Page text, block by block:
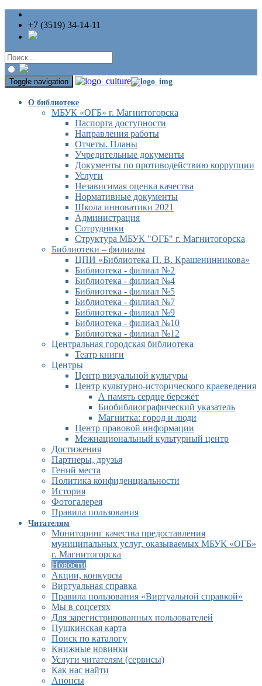
+7 (3519) 34-14-11
Toggle navigation
О библиотеке
МБУК «ОГБ» г. Магнитогорска
Паспорта доступности
Направления работы
Отчеты. Планы
Учредительные документы
Документы по противодействию коррупции
Услуги
Независимая оценка качества
Нормативные документы
Школа инноватики 2021
Администрация
Сотрудники
Структура МБУК "ОГБ" г. Магнитогорска
Библиотеки – филиалы
ЦПИ «Библиотека П. В. Крашенинникова»
Библиотека - филиал №2
Библиотека - филиал №4
Библиотека - филиал №5
Библиотека - филиал №7
Библиотека - филиал №9
Библиотека - филиал №10
Библиотека - филиал №12
Центральная городская библиотека
Театр книги
Центры
Центр визуальной культуры
Центр культурно-исторического краеведения
А память сердце бережёт
Биобиблиографический указатель
Магнитка: город и люди
Центр правовой информации
Межнациональный культурный центр
Достижения
Партнеры, друзья
Гений места
Политика конфиденциальности
История
Фотогалерея
Правила пользования
Читателям
Мониторинг качества предоставления
муниципальных услуг, оказываемых МБУК «ОГБ»
г. Магнитогорска
Новости
Акции, конкурсы
Виртуальная справка
Правила пользования «Виртуальной справкой»
Мы в соцсетях
Для зарегистрированных пользователей
Пушкинская карта
Поиск по каталогу
Книжные новинки
Услуги читателям (сервисы)
Как нас найти
Анонсы